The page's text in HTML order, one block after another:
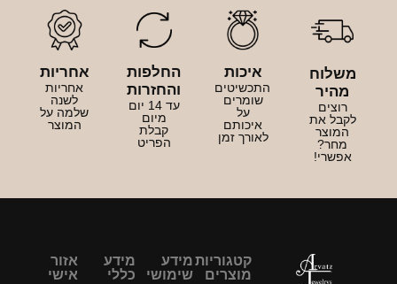
משלוח
מהיר
רוצים
לקבל את
המוצר
מחר?
אפשרי!
איכות
התכשיטים
שומרים
על
איכותם
לאורך זמן
החלפות
והחזרות
עד 14 יום
מיום
קבלת
הפריט
אחריות
אחריות
לשנה
שלמה על
המוצר
קטגוריות
מוצרים
מידע
שימושי
מידע
כללי
אזור
אישי